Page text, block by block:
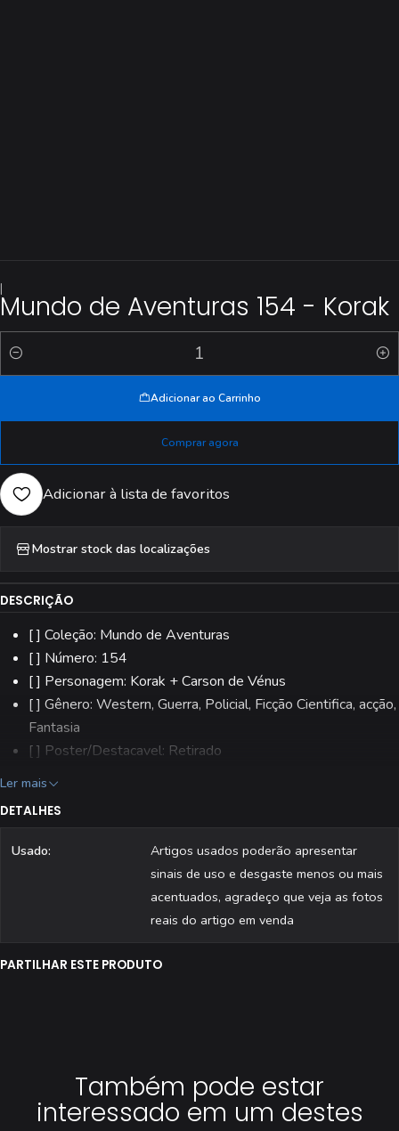
|
Mundo de Aventuras 154 - Korak
Quantidade
Adicionar ao Carrinho
Comprar agora
Adicionar à lista de favoritos
Mostrar stock das localizações
DESCRIÇÃO
[ ] Coleção: Mundo de Aventuras
[ ] Número: 154
[ ] Personagem: Korak + Carson de Vénus
[ ] Gênero: Western, Guerra, Policial, Ficção Cientifica, acção,
Fantasia
[ ] Poster/Destacavel: Retirado
[ ] Editora: Aguiar & Dias, Lda.
[ ] Todas as revistas são fotografadas individualmente.
Ler mais
DETALHES
Usado:
Artigos usados poderão apresentar
sinais de uso e desgaste menos ou mais
acentuados, agradeço que veja as fotos
reais do artigo em venda
PARTILHAR ESTE PRODUTO
Também pode estar
interessado em um destes